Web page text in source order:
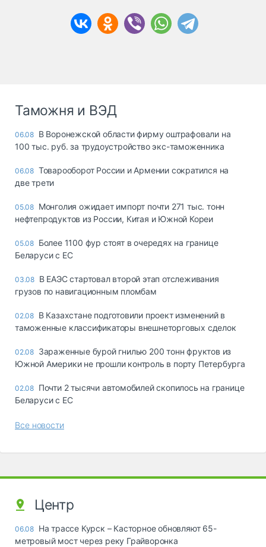
Таможня и ВЭД
06.08 В Воронежской области фирму оштрафовали на
100 тыс. руб. за трудоустройство экс-таможенника
06.08 Товарооборот России и Армении сократился на
две трети
05.08 Монголия ожидает импорт почти 271 тыс. тонн
нефтепродуктов из России, Китая и Южной Кореи
05.08 Более 1100 фур стоят в очередях на границе
Беларуси с ЕС
03.08 В ЕАЭС стартовал второй этап отслеживания
грузов по навигационным пломбам
02.08 В Казахстане подготовили проект изменений в
таможенные классификаторы внешнеторговых сделок
02.08 Зараженные бурой гнилью 200 тонн фруктов из
Южной Америки не прошли контроль в порту Петербурга
02.08 Почти 2 тысячи автомобилей скопилось на границе
Беларуси с ЕС
Все новости
Центр
06.08 На трассе Курск – Касторное обновляют 65-
метровый мост через реку Грайворонка